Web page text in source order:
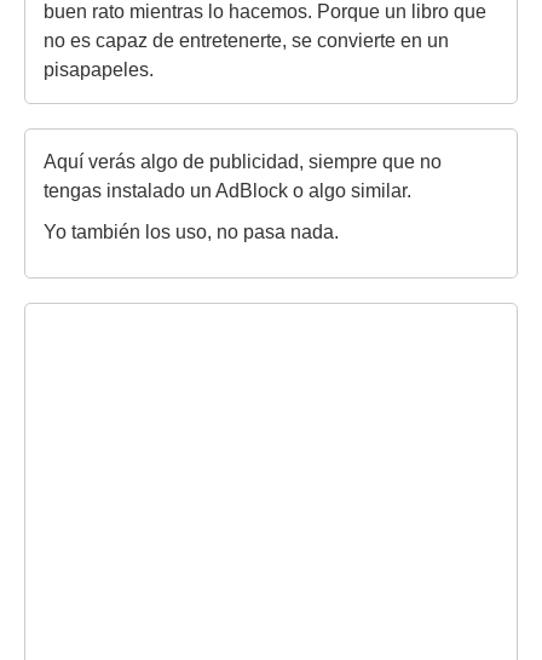
buen rato mientras lo hacemos. Porque un libro que
no es capaz de entretenerte, se convierte en un
pisapapeles.
Aquí verás algo de publicidad, siempre que no
tengas instalado un AdBlock o algo similar.
Yo también los uso, no pasa nada.